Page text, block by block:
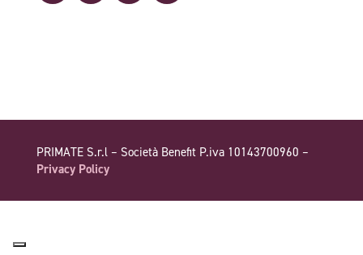
PRIMATE S.r.l – Società Benefit P.iva 10143700960 –
Privacy Policy